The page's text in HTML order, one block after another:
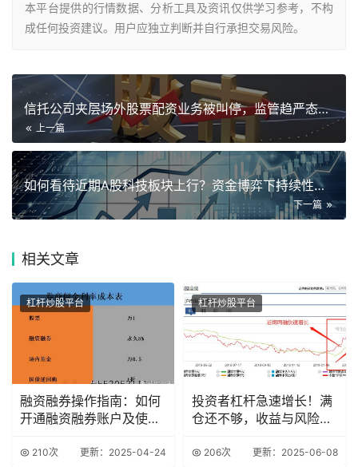
本平台提供的行情数据、分析工具及资讯仅供学习参考，不构
成任何投资建议。用户应独立判断并自行承担交易风险。
信托公司夹层场外股票配资业务被叫停，监管趋严态势显现
上一篇
如何看待近期A股科技板块上行？资金博弈下持续性成核心矛盾
下一篇
相关文章
杠杆炒股平台
融资融券操作指南：如何
开通融资融券账户及使用
210次 更新：2025-04-24
杠杆炒股平台
投资者杠杆急速增长！满
仓还不够，收益与风险并
206次 更新：2025-06-08